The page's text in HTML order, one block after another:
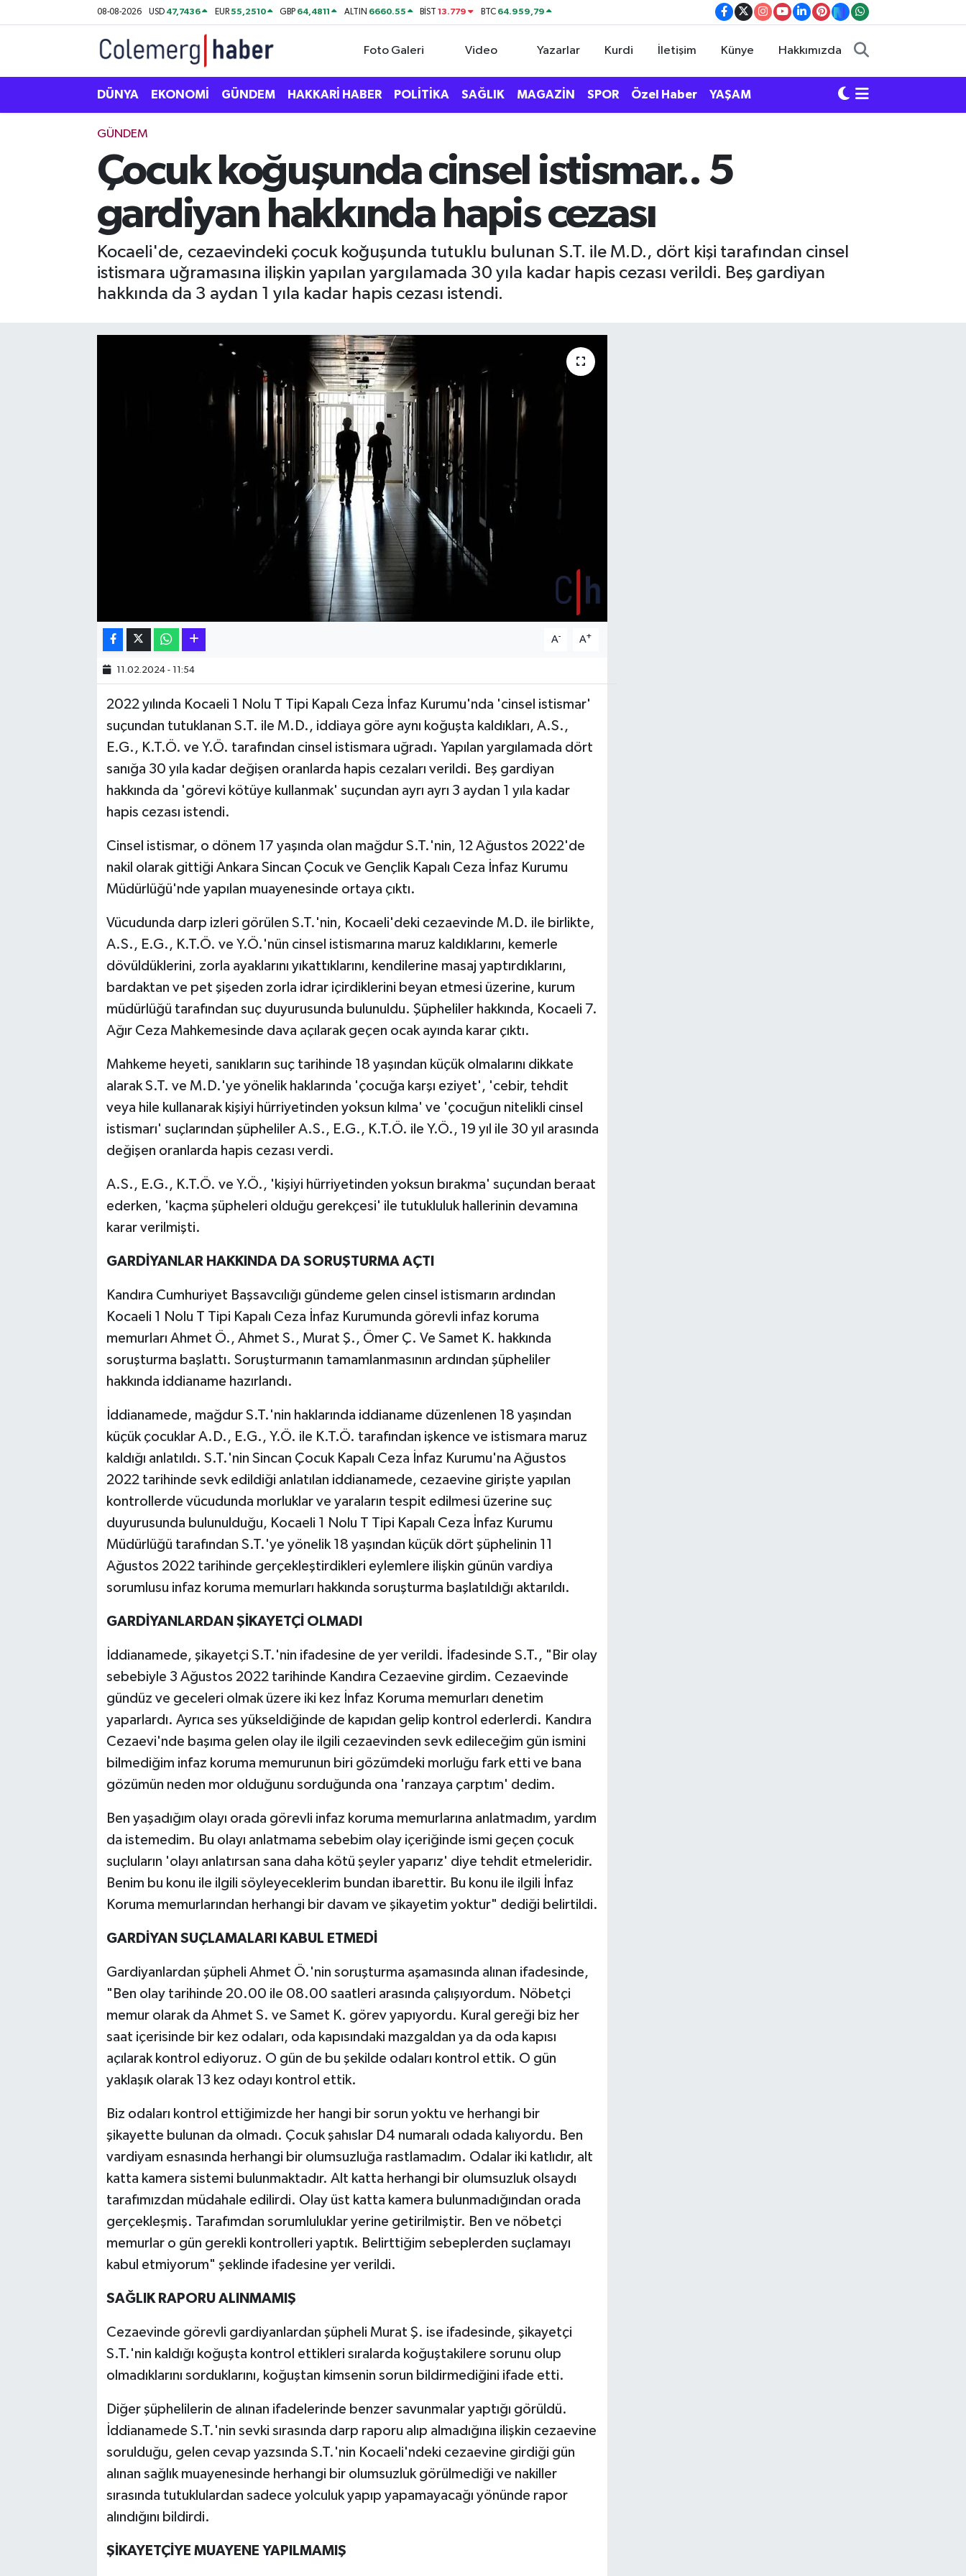
08-08-2026 USD 47,7436 EUR55,2510 GBP 64,4811 ALTIN 6660.55 BİST13.779 BTC 64.959,79
Foto Galeri Video Yazarlar Kurdi İletişim Künye Hakkımızda
DÜNYA EKONOMİ GÜNDEM HAKKARİ HABER POLİTİKA SAĞLIK MAGAZİN SPOR Özel Haber YAŞAM
GÜNDEM
Çocuk koğuşunda cinsel istismar.. 5
gardiyan hakkında hapis cezası
Kocaeli'de, cezaevindeki çocuk koğuşunda tutuklu bulunan S.T. ile M.D., dört kişi tarafından cinsel
istismara uğramasına ilişkin yapılan yargılamada 30 yıla kadar hapis cezası verildi. Beş gardiyan
hakkında da 3 aydan 1 yıla kadar hapis cezası istendi.
A- A+
11.02.2024 - 11:54
2022 yılında Kocaeli 1 Nolu T Tipi Kapalı Ceza İnfaz Kurumu'nda 'cinsel istismar'
suçundan tutuklanan S.T. ile M.D., iddiaya göre aynı koğuşta kaldıkları, A.S.,
E.G., K.T.Ö. ve Y.Ö. tarafından cinsel istismara uğradı. Yapılan yargılamada dört
sanığa 30 yıla kadar değişen oranlarda hapis cezaları verildi. Beş gardiyan
hakkında da 'görevi kötüye kullanmak' suçundan ayrı ayrı 3 aydan 1 yıla kadar
hapis cezası istendi.
Cinsel istismar, o dönem 17 yaşında olan mağdur S.T.'nin, 12 Ağustos 2022'de
nakil olarak gittiği Ankara Sincan Çocuk ve Gençlik Kapalı Ceza İnfaz Kurumu
Müdürlüğü'nde yapılan muayenesinde ortaya çıktı.
Vücudunda darp izleri görülen S.T.'nin, Kocaeli'deki cezaevinde M.D. ile birlikte,
A.S., E.G., K.T.Ö. ve Y.Ö.'nün cinsel istismarına maruz kaldıklarını, kemerle
dövüldüklerini, zorla ayaklarını yıkattıklarını, kendilerine masaj yaptırdıklarını,
bardaktan ve pet şişeden zorla idrar içirdiklerini beyan etmesi üzerine, kurum
müdürlüğü tarafından suç duyurusunda bulunuldu. Şüpheliler hakkında, Kocaeli 7.
Ağır Ceza Mahkemesinde dava açılarak geçen ocak ayında karar çıktı.
Mahkeme heyeti, sanıkların suç tarihinde 18 yaşından küçük olmalarını dikkate
alarak S.T. ve M.D.'ye yönelik haklarında 'çocuğa karşı eziyet', 'cebir, tehdit
veya hile kullanarak kişiyi hürriyetinden yoksun kılma' ve 'çocuğun nitelikli cinsel
istismarı' suçlarından şüpheliler A.S., E.G., K.T.Ö. ile Y.Ö., 19 yıl ile 30 yıl arasında
değişen oranlarda hapis cezası verdi.
A.S., E.G., K.T.Ö. ve Y.Ö., 'kişiyi hürriyetinden yoksun bırakma' suçundan beraat
ederken, 'kaçma şüpheleri olduğu gerekçesi' ile tutukluluk hallerinin devamına
karar verilmişti.
GARDİYANLAR HAKKINDA DA SORUŞTURMA AÇTI
Kandıra Cumhuriyet Başsavcılığı gündeme gelen cinsel istismarın ardından
Kocaeli 1 Nolu T Tipi Kapalı Ceza İnfaz Kurumunda görevli infaz koruma
memurları Ahmet Ö., Ahmet S., Murat Ş., Ömer Ç. Ve Samet K. hakkında
soruşturma başlattı. Soruşturmanın tamamlanmasının ardından şüpheliler
hakkında iddianame hazırlandı.
İddianamede, mağdur S.T.'nin haklarında iddianame düzenlenen 18 yaşından
küçük çocuklar A.D., E.G., Y.Ö. ile K.T.Ö. tarafından işkence ve istismara maruz
kaldığı anlatıldı. S.T.'nin Sincan Çocuk Kapalı Ceza İnfaz Kurumu'na Ağustos
2022 tarihinde sevk edildiği anlatılan iddianamede, cezaevine girişte yapılan
kontrollerde vücudunda morluklar ve yaraların tespit edilmesi üzerine suç
duyurusunda bulunulduğu, Kocaeli 1 Nolu T Tipi Kapalı Ceza İnfaz Kurumu
Müdürlüğü tarafından S.T.'ye yönelik 18 yaşından küçük dört şüphelinin 11
Ağustos 2022 tarihinde gerçekleştirdikleri eylemlere ilişkin günün vardiya
sorumlusu infaz koruma memurları hakkında soruşturma başlatıldığı aktarıldı.
GARDİYANLARDAN ŞİKAYETÇİ OLMADI
İddianamede, şikayetçi S.T.'nin ifadesine de yer verildi. İfadesinde S.T., "Bir olay
sebebiyle 3 Ağustos 2022 tarihinde Kandıra Cezaevine girdim. Cezaevinde
gündüz ve geceleri olmak üzere iki kez İnfaz Koruma memurları denetim
yaparlardı. Ayrıca ses yükseldiğinde de kapıdan gelip kontrol ederlerdi. Kandıra
Cezaevi'nde başıma gelen olay ile ilgili cezaevinden sevk edileceğim gün ismini
bilmediğim infaz koruma memurunun biri gözümdeki morluğu fark etti ve bana
gözümün neden mor olduğunu sorduğunda ona 'ranzaya çarptım' dedim.
Ben yaşadığım olayı orada görevli infaz koruma memurlarına anlatmadım, yardım
da istemedim. Bu olayı anlatmama sebebim olay içeriğinde ismi geçen çocuk
suçluların 'olayı anlatırsan sana daha kötü şeyler yaparız' diye tehdit etmeleridir.
Benim bu konu ile ilgili söyleyeceklerim bundan ibarettir. Bu konu ile ilgili İnfaz
Koruma memurlarından herhangi bir davam ve şikayetim yoktur" dediği belirtildi.
GARDİYAN SUÇLAMALARI KABUL ETMEDİ
Gardiyanlardan şüpheli Ahmet Ö.'nin soruşturma aşamasında alınan ifadesinde,
"Ben olay tarihinde 20.00 ile 08.00 saatleri arasında çalışıyordum. Nöbetçi
memur olarak da Ahmet S. ve Samet K. görev yapıyordu. Kural gereği biz her
saat içerisinde bir kez odaları, oda kapısındaki mazgaldan ya da oda kapısı
açılarak kontrol ediyoruz. O gün de bu şekilde odaları kontrol ettik. O gün
yaklaşık olarak 13 kez odayı kontrol ettik.
Biz odaları kontrol ettiğimizde her hangi bir sorun yoktu ve herhangi bir
şikayette bulunan da olmadı. Çocuk şahıslar D4 numaralı odada kalıyordu. Ben
vardiyam esnasında herhangi bir olumsuzluğa rastlamadım. Odalar iki katlıdır, alt
katta kamera sistemi bulunmaktadır. Alt katta herhangi bir olumsuzluk olsaydı
tarafımızdan müdahale edilirdi. Olay üst katta kamera bulunmadığından orada
gerçekleşmiş. Tarafımdan sorumluluklar yerine getirilmiştir. Ben ve nöbetçi
memurlar o gün gerekli kontrolleri yaptık. Belirttiğim sebeplerden suçlamayı
kabul etmiyorum" şeklinde ifadesine yer verildi.
SAĞLIK RAPORU ALINMAMIŞ
Cezaevinde görevli gardiyanlardan şüpheli Murat Ş. ise ifadesinde, şikayetçi
S.T.'nin kaldığı koğuşta kontrol ettikleri sıralarda koğuştakilere sorunu olup
olmadıklarını sorduklarını, koğuştan kimsenin sorun bildirmediğini ifade etti.
Diğer şüphelilerin de alınan ifadelerinde benzer savunmalar yaptığı görüldü.
İddianamede S.T.'nin sevki sırasında darp raporu alıp almadığına ilişkin cezaevine
sorulduğu, gelen cevap yazsında S.T.'nin Kocaeli'ndeki cezaevine girdiği gün
alınan sağlık muayenesinde herhangi bir olumsuzluk görülmediği ve nakiller
sırasında tutuklulardan sadece yolculuk yapıp yapamayacağı yönünde rapor
alındığını bildirdi.
ŞİKAYETÇİYE MUAYENE YAPILMAMIŞ
Hakkâri Nöbetçi Eczaneler
Hakkâri Hava Durumu
Hakkari Namaz Vakitleri
Hakkâri Trafik Yoğunluk Haritası
Süper Lig Puan Durumu ve Fikstür
Tüm Manşetler
Son Dakika Haberleri